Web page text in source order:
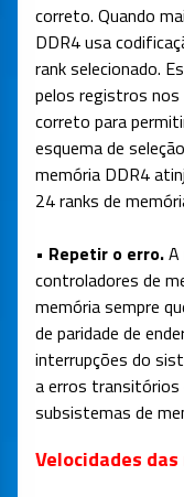
correto. Quando
DDR4 usa
rank selecionado.
pelos registros nos
correto para
esquema de
memória DDR4
24 ranks de
• Repetir o erro.
controladores de
memória sempre
de paridade de
interrupções do
a erros transitórios
subsistemas de
Velocidades das